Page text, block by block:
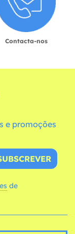
Contacta-nos
e promoções